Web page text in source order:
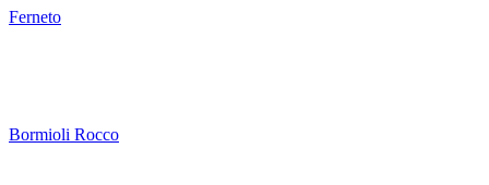
Ferneto
Bormioli Rocco